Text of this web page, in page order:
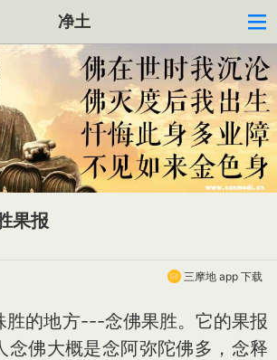
净土
果报
三摩地 app 下载
胜的地方---念佛果胜。它的果报
念佛大概是念阿弥陀佛多，念释